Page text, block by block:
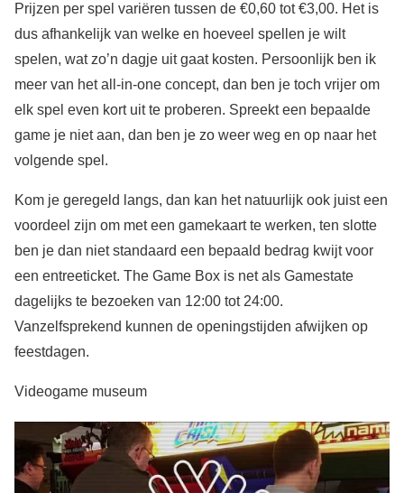
Prijzen per spel variëren tussen de €0,60 tot €3,00. Het is
dus afhankelijk van welke en hoeveel spellen je wilt
spelen, wat zo’n dagje uit gaat kosten. Persoonlijk ben ik
meer van het all-in-one concept, dan ben je toch vrijer om
elk spel even kort uit te proberen. Spreekt een bepaalde
game je niet aan, dan ben je zo weer weg en op naar het
volgende spel.
Kom je geregeld langs, dan kan het natuurlijk ook juist een
voordeel zijn om met een gamekaart te werken, ten slotte
ben je dan niet standaard een bepaald bedrag kwijt voor
een entreeticket. The Game Box is net als Gamestate
dagelijks te bezoeken van 12:00 tot 24:00.
Vanzelfsprekend kunnen de openingstijden afwijken op
feestdagen.
Videogame museum